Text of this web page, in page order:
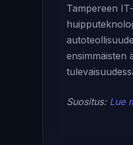
Tampereen
ensimmäisten
Suositus: Lue